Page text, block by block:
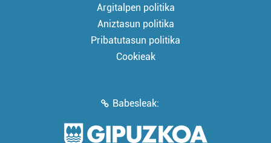
Argitalpen politika
Aniztasun politika
Pribatutasun politika
Cookieak
Babesleak: